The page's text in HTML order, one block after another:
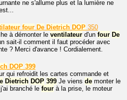
ne s'allume plus et la lumière ne
four De Dietrich DOP 350
à démonter le ventilateur d'un four De
sait-il comment il faut procéder avec
? Merci d'avance ! Cordialement.
DOP 399
qui refroidit les cartes commande et
Dietrich DOP 399 Je viens de monter le
branché le four à la prise, le moteur